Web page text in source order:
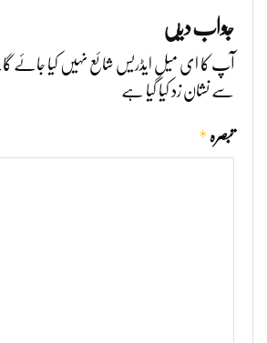
جواب دیں
آپ کا ای میل ایڈریس شائع نہیں کیا جائے گا۔
سے نشان زد کیا گیا ہے
تبصرہ *